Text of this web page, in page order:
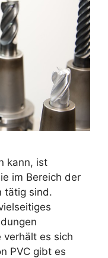
kann, ist
im Bereich der
tätig sind.
es sich
PVC gibt es